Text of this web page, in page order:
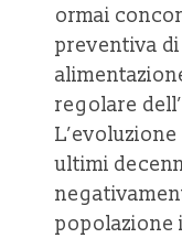
ormai
preventiva
regolare
ultimi
popolazione